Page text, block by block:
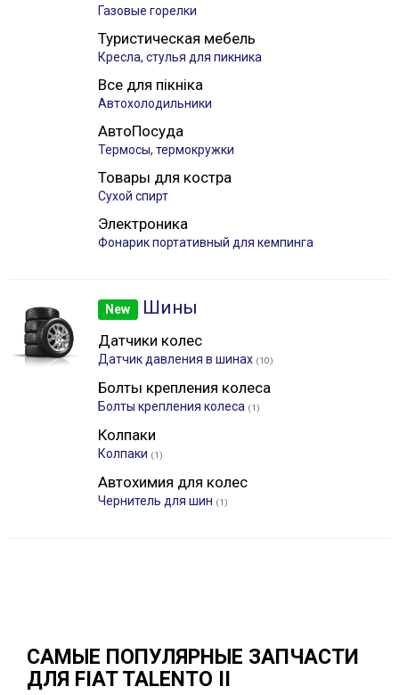
Газовые горелки
Туристическая мебель
Кресла, стулья для пикника
Все для пікніка
Автохолодильники
АвтоПосуда
Термосы, термокружки
Товары для костра
Сухой спирт
Электроника
Фонарик портативный для кемпинга
New Шины
Датчики колес
Датчик давления в шинах (10)
Болты крепления колеса
Болты крепления колеса (1)
Колпаки
Колпаки (1)
Автохимия для колес
Чернитель для шин (1)
САМЫЕ ПОПУЛЯРНЫЕ ЗАПЧАСТИ
ДЛЯ FIAT TALENTO II